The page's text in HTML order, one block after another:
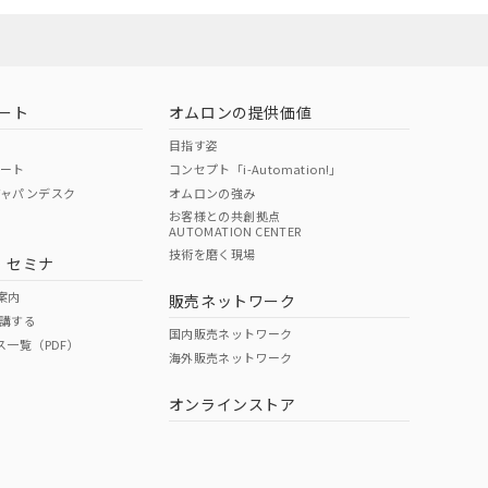
O O
ト
ト
パンデスク
セミナ
内
する
覧（PDF）
オムロンの提供価値
目指す姿
コンセプト「i-Automation!」
オムロンの強み
お客様との共創拠点
AUTOMATION CENTER
技術を磨く現場
販売ネットワーク
国内販売ネットワーク
海外販売ネットワーク
オンラインストア